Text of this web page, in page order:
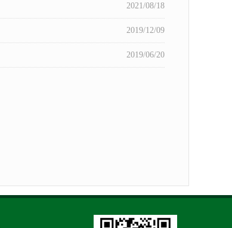
2021/08/18
2019/12/09
2019/06/20